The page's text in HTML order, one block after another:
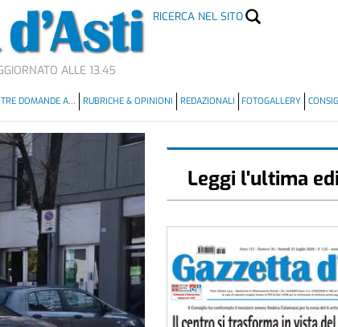
RICERCA NEL SITO
ALLE 13.45
TRE DOMANDE A… RUBRICHE & OPINIONI REDAZIONALI FOTOGALLERY
Leggi l'ultima